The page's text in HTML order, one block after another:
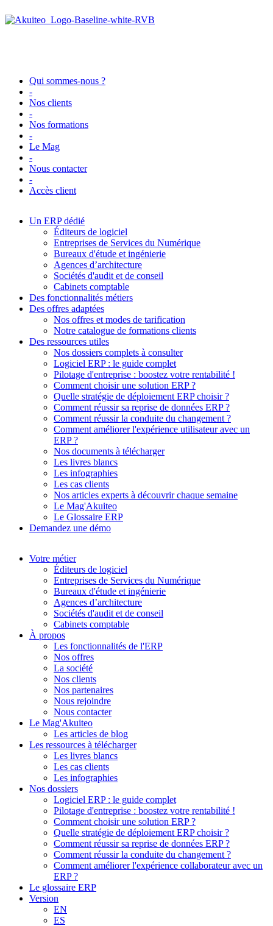
Qui sommes-nous ?
-
Nos clients
-
Nos formations
-
Le Mag
-
Nous contacter
-
Accès client
Un ERP dédié
Éditeurs de logiciel
Entreprises de Services du Numérique
Bureaux d'étude et ingénierie
Agences d’architecture
Sociétés d'audit et de conseil
Cabinets comptable
Des fonctionnalités métiers
Des offres adaptées
Nos offres et modes de tarification
Notre catalogue de formations clients
Des ressources utiles
Nos dossiers complets à consulter
Logiciel ERP : le guide complet
Pilotage d'entreprise : boostez votre rentabilité !
Comment choisir une solution ERP ?
Quelle stratégie de déploiement ERP choisir ?
Comment réussir sa reprise de données ERP ?
Comment réussir la conduite du changement ?
Comment améliorer l'expérience utilisateur avec un
ERP ?
Nos documents à télécharger
Les livres blancs
Les infographies
Les cas clients
Nos articles experts à découvrir chaque semaine
Le Mag'Akuiteo
Le Glossaire ERP
Demandez une démo
Votre métier
Éditeurs de logiciel
Entreprises de Services du Numérique
Bureaux d'étude et ingénierie
Agences d’architecture
Sociétés d'audit et de conseil
Cabinets comptable
À propos
Les fonctionnalités de l'ERP
Nos offres
La société
Nos clients
Nos partenaires
Nous rejoindre
Nous contacter
Le Mag'Akuiteo
Les articles de blog
Les ressources à télécharger
Les livres blancs
Les cas clients
Les infographies
Nos dossiers
Logiciel ERP : le guide complet
Pilotage d'entreprise : boostez votre rentabilité !
Comment choisir une solution ERP ?
Quelle stratégie de déploiement ERP choisir ?
Comment réussir sa reprise de données ERP ?
Comment réussir la conduite du changement ?
Comment améliorer l'expérience collaborateur avec un
ERP ?
Le glossaire ERP
Version
EN
ES